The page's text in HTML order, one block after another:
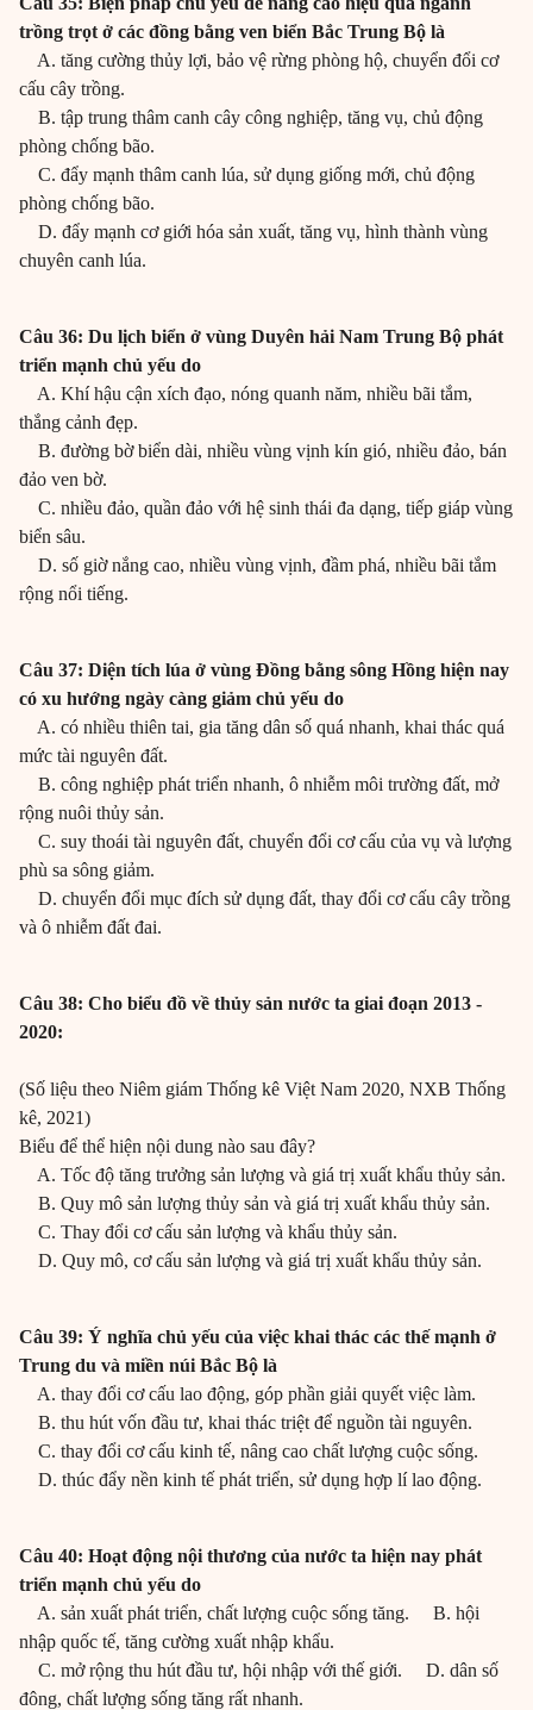
trồng trọt ở các đồng bằng ven biển Bắc Trung Bộ là
A. tăng cường thủy lợi, bảo vệ rừng phòng hộ, chuyển đổi cơ
cấu cây trồng.
B. tập trung thâm canh cây công nghiệp, tăng vụ, chủ động
phòng chống bão.
C. đẩy mạnh thâm canh lúa, sử dụng giống mới, chủ động
phòng chống bão.
D. đẩy mạnh cơ giới hóa sản xuất, tăng vụ, hình thành vùng
chuyên canh lúa.
Câu 36: Du lịch biển ở vùng Duyên hải Nam Trung Bộ phát
triển mạnh chủ yếu do
A. Khí hậu cận xích đạo, nóng quanh năm, nhiều bãi tắm,
thắng cảnh đẹp.
B. đường bờ biển dài, nhiều vùng vịnh kín gió, nhiều đảo, bán
đảo ven bờ.
C. nhiều đảo, quần đảo với hệ sinh thái đa dạng, tiếp giáp vùng
biển sâu.
D. số giờ nắng cao, nhiều vùng vịnh, đầm phá, nhiều bãi tắm
rộng nổi tiếng.
Câu 37: Diện tích lúa ở vùng Đồng bằng sông Hồng hiện nay
có xu hướng ngày càng giảm chủ yếu do
A. có nhiều thiên tai, gia tăng dân số quá nhanh, khai thác quá
mức tài nguyên đất.
B. công nghiệp phát triển nhanh, ô nhiễm môi trường đất, mở
rộng nuôi thủy sản.
C. suy thoái tài nguyên đất, chuyển đổi cơ cấu của vụ và lượng
phù sa sông giảm.
D. chuyển đổi mục đích sử dụng đất, thay đổi cơ cấu cây trồng
và ô nhiễm đất đai.
Câu 38: Cho biểu đồ về thủy sản nước ta giai đoạn 2013 -
2020:
(Số liệu theo Niêm giám Thống kê Việt Nam 2020, NXB Thống
kê, 2021)
Biểu để thể hiện nội dung nào sau đây?
A. Tốc độ tăng trưởng sản lượng và giá trị xuất khẩu thủy sản.
B. Quy mô sản lượng thủy sản và giá trị xuất khẩu thủy sản.
C. Thay đổi cơ cấu sản lượng và khẩu thủy sản.
D. Quy mô, cơ cấu sản lượng và giá trị xuất khẩu thủy sản.
Câu 39: Ý nghĩa chủ yếu của việc khai thác các thế mạnh ở
Trung du và miền núi Bắc Bộ là
A. thay đổi cơ cấu lao động, góp phần giải quyết việc làm.
B. thu hút vốn đầu tư, khai thác triệt để nguồn tài nguyên.
C. thay đổi cơ cấu kinh tế, nâng cao chất lượng cuộc sống.
D. thúc đẩy nền kinh tế phát triển, sử dụng hợp lí lao động.
Câu 40: Hoạt động nội thương của nước ta hiện nay phát
triển mạnh chủ yếu do
A. sản xuất phát triển, chất lượng cuộc sống tăng. B. hội
nhập quốc tế, tăng cường xuất nhập khẩu.
C. mở rộng thu hút đầu tư, hội nhập với thế giới. D. dân số
đông, chất lượng sống tăng rất nhanh.